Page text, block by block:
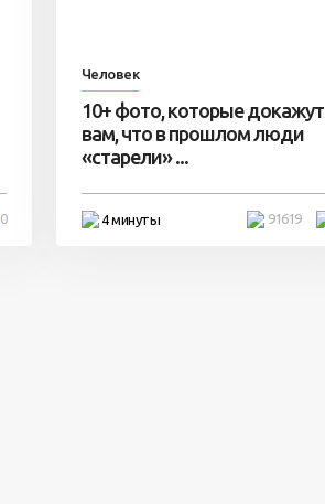
0
Человек
10+ фото, которые докажут
вам, что в прошлом люди
«старели» ...
4 минуты 91619